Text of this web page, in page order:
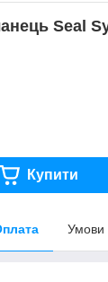
Seal
Купити
Умови